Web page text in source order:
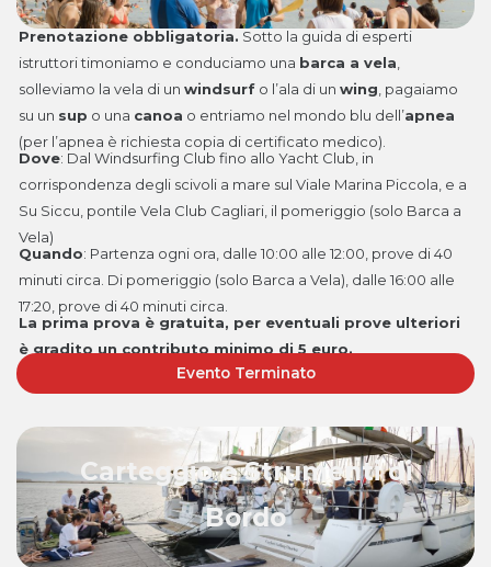
Prenotazione obbligatoria. Sotto la guida di esperti
istruttori timoniamo e conduciamo una barca a vela,
solleviamo la vela di un windsurf o l’ala di un wing, pagaiamo
su un sup o una canoa o entriamo nel mondo blu dell’apnea
(per l’apnea è richiesta copia di certificato medico).
Dove: Dal Windsurfing Club fino allo Yacht Club, in
corrispondenza degli scivoli a mare sul Viale Marina Piccola, e a
Su Siccu, pontile Vela Club Cagliari, il pomeriggio (solo Barca a
Vela)
Quando: Partenza ogni ora, dalle 10:00 alle 12:00, prove di 40
minuti circa. Di pomeriggio (solo Barca a Vela), dalle 16:00 alle
17:20, prove di 40 minuti circa.
La prima prova è gratuita, per eventuali prove ulteriori
è gradito un contributo minimo di 5 euro.
Evento Terminato
Carteggio e Strumenti di
Bordo